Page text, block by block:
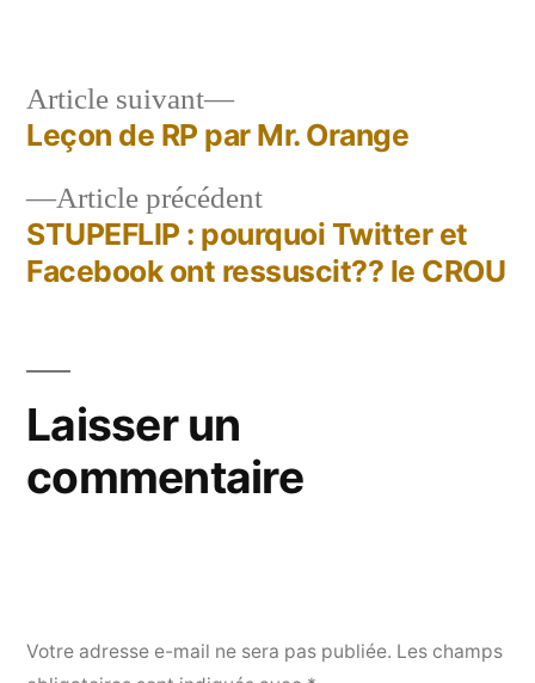
Navigation
de
l’article
Article précédentArticle
précédent :
STUPEFLIP : pourquoi Twitter et
Facebook ont ressuscit?? le CROU
Article suivant
Article
suivant :
Leçon de RP par Mr. Orange
Laisser un
commentaire
Votre adresse e-mail ne sera pas publiée. Les champs